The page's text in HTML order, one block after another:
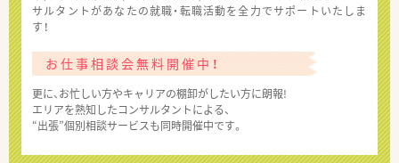
サルタントがあなたの就職・転職活動を全力でサポートいたしま
す！
お仕事相談会無料開催中！
更に、お忙しい方やキャリアの棚卸がしたい方に朗報!
エリアを熟知したコンサルタントによる、
“出張”個別相談サービスも同時開催中です。